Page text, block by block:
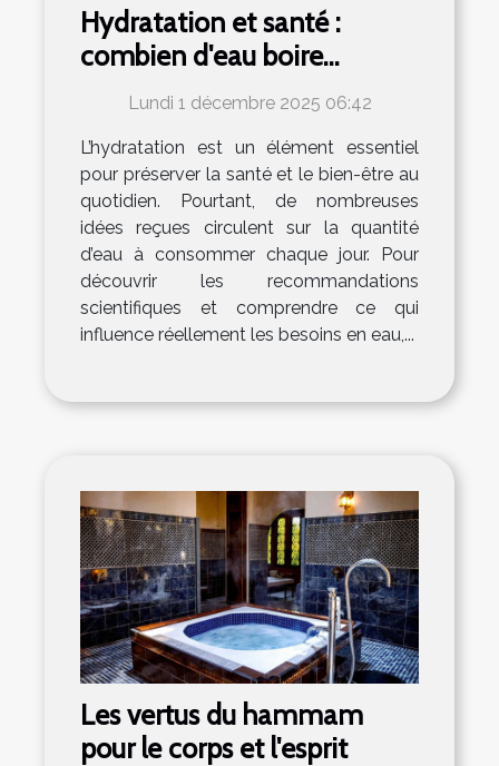
Hydratation et santé :
combien d'eau boire
vraiment par jour ?
Lundi 1 décembre 2025 06:42
L’hydratation est un élément essentiel
pour préserver la santé et le bien-être au
quotidien. Pourtant, de nombreuses
idées reçues circulent sur la quantité
d’eau à consommer chaque jour. Pour
découvrir les recommandations
scientifiques et comprendre ce qui
influence réellement les besoins en eau,...
Les vertus du hammam
pour le corps et l'esprit